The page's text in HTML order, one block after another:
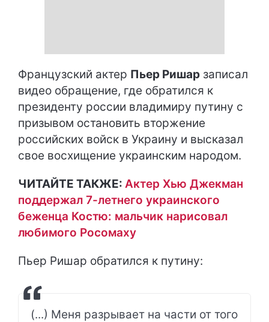
Французский актер Пьер Ришар записал
видео обращение, где обратился к
президенту россии владимиру путину с
призывом остановить вторжение
российских войск в Украину и высказал
свое восхищение украинским народом.
ЧИТАЙТЕ ТАКЖЕ: Актер Хью Джекман
поддержал 7-летнего украинского
беженца Костю: мальчик нарисовал
любимого Росомаху
Пьер Ришар обратился к путину:
(...) Меня разрывает на части от того